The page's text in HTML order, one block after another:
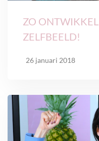
ZO
ZELFBEELD!
26 januari 2018